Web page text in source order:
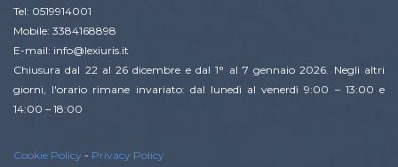
Tel: 0519914001
Mobile: 3384168898
E-mail: info@lexiuris.it
Chiusura dal 22 al 26 dicembre e dal 1° al 7 gennaio 2026. Negli altri
giorni, l'orario rimane invariato: dal lunedì al venerdì 9:00 – 13:00 e
14:00 – 18:00
Cookie Policy - Privacy Policy